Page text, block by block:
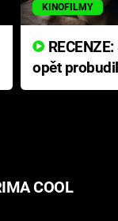
KINOFILMY
opět
přichází s
COOL